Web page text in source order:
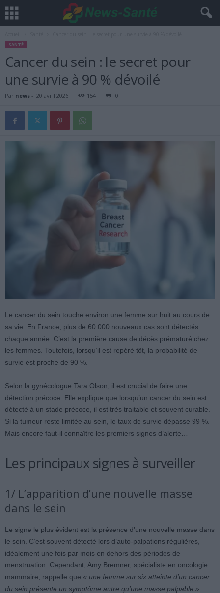
SANTÉ
Cancer du sein : le secret pour
une survie à 90 % dévoilé
Par news - 20 avril 2026 154 0
Le cancer du sein touche environ une femme sur huit au cours de
sa vie. En France, plus de 60 000 nouveaux cas sont détectés
chaque année. C’est la première cause de décès prématuré chez
les femmes. Toutefois, lorsqu’il est repéré tôt, la probabilité de
survie est proche de 90 %.
Selon la gynécologue Tara Olson, il est crucial de faire une
détection précoce. Elle explique que lorsqu’un cancer du sein est
détecté à un stade précoce, il est très traitable et souvent curable.
Si la tumeur reste limitée au sein, le taux de survie dépasse 99 %.
Mais encore faut-il connaître les premiers signes d’alerte…
Les principaux signes à surveiller
1/ L’apparition d’une nouvelle masse
dans le sein
Le signe le plus évident est la présence d’une nouvelle masse dans
le sein. C’est souvent détecté lors d’auto-palpations régulières,
idéalement une fois par mois en dehors des périodes de
menstruation. Cependant, Amy Bremner, spécialiste en oncologie
mammaire, rappelle que « une femme sur six atteinte d’un cancer
du sein présente un symptôme autre qu’une masse palpable »